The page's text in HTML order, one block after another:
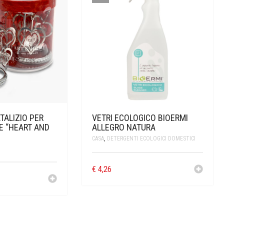
PER
“HEART AND
VETRI ECOLOGICO BIOERMI
ALLEGRO NATURA
CASA, DETERGENTI ECOLOGICI DOMESTICI
€ 4,26